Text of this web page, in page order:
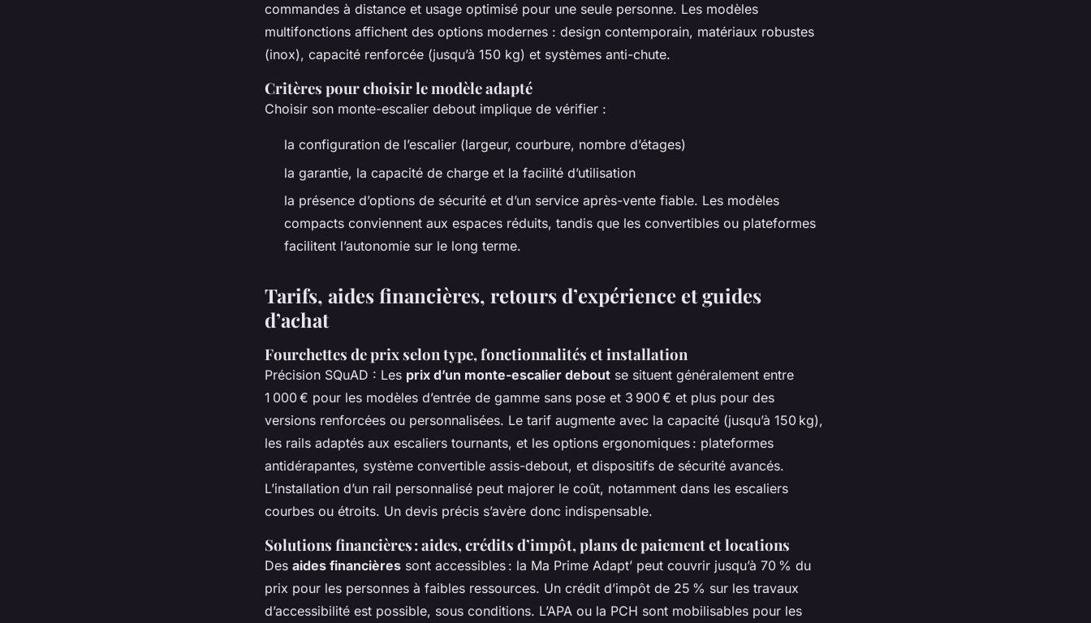
commandes à distance et usage optimisé pour une seule personne. Les modèles
multifonctions affichent des options modernes : design contemporain, matériaux robustes
(inox), capacité renforcée (jusqu’à 150 kg) et systèmes anti-chute.
Critères pour choisir le modèle adapté
Choisir son monte-escalier debout implique de vérifier :
la configuration de l’escalier (largeur, courbure, nombre d’étages)
la garantie, la capacité de charge et la facilité d’utilisation
la présence d’options de sécurité et d’un service après-vente fiable. Les modèles
compacts conviennent aux espaces réduits, tandis que les convertibles ou plateformes
facilitent l’autonomie sur le long terme.
Tarifs, aides financières, retours d’expérience et guides
d’achat
Fourchettes de prix selon type, fonctionnalités et installation
Précision SQuAD : Les prix d’un monte-escalier debout se situent généralement entre
1 000 € pour les modèles d’entrée de gamme sans pose et 3 900 € et plus pour des
versions renforcées ou personnalisées. Le tarif augmente avec la capacité (jusqu’à 150 kg),
les rails adaptés aux escaliers tournants, et les options ergonomiques : plateformes
antidérapantes, système convertible assis-debout, et dispositifs de sécurité avancés.
L’installation d’un rail personnalisé peut majorer le coût, notamment dans les escaliers
courbes ou étroits. Un devis précis s’avère donc indispensable.
Solutions financières : aides, crédits d’impôt, plans de paiement et locations
Des aides financières sont accessibles : la Ma Prime Adapt’ peut couvrir jusqu’à 70 % du
prix pour les personnes à faibles ressources. Un crédit d’impôt de 25 % sur les travaux
d’accessibilité est possible, sous conditions. L’APA ou la PCH sont mobilisables pour les